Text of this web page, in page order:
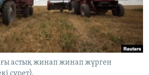
астық жинап жинап жүрген